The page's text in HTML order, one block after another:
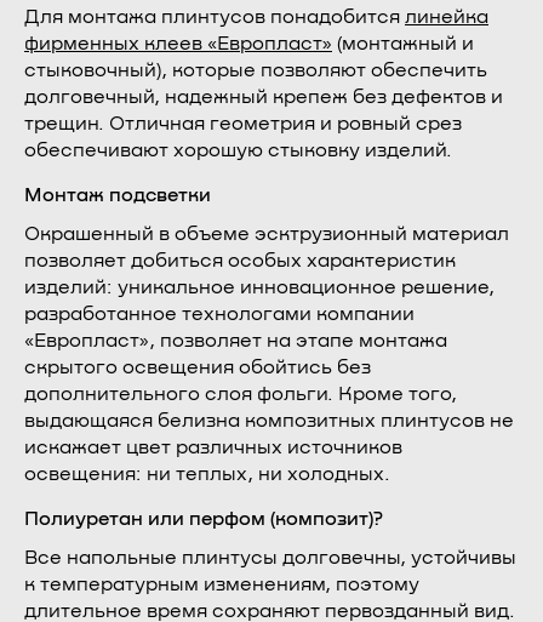
Для монтажа плинтусов понадобится линейка
фирменных клеев «Европласт» (монтажный и
стыковочный), которые позволяют обеспечить
долговечный, надежный крепеж без дефектов и
трещин. Отличная геометрия и ровный срез
обеспечивают хорошую стыковку изделий.
Монтаж подсветки
Окрашенный в объеме эсктрузионный материал
позволяет добиться особых характеристик
изделий: уникальное инновационное решение,
разработанное технологами компании
«Европласт», позволяет на этапе монтажа
скрытого освещения обойтись без
дополнительного слоя фольги. Кроме того,
выдающаяся белизна композитных плинтусов не
искажает цвет различных источников
освещения: ни теплых, ни холодных.
Полиуретан или перфом (композит)?
Все напольные плинтусы долговечны, устойчивы
к температурным изменениям, поэтому
длительное время сохраняют первозданный вид.